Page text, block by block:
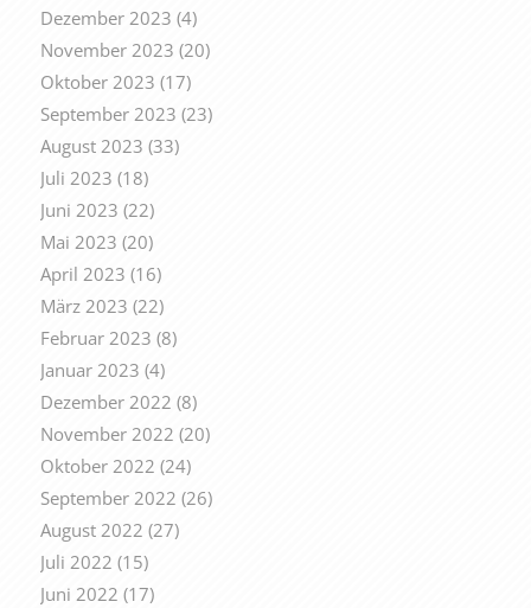
Dezember 2023 (4)
November 2023 (20)
Oktober 2023 (17)
September 2023 (23)
August 2023 (33)
Juli 2023 (18)
Juni 2023 (22)
Mai 2023 (20)
April 2023 (16)
März 2023 (22)
Februar 2023 (8)
Januar 2023 (4)
Dezember 2022 (8)
November 2022 (20)
Oktober 2022 (24)
September 2022 (26)
August 2022 (27)
Juli 2022 (15)
Juni 2022 (17)